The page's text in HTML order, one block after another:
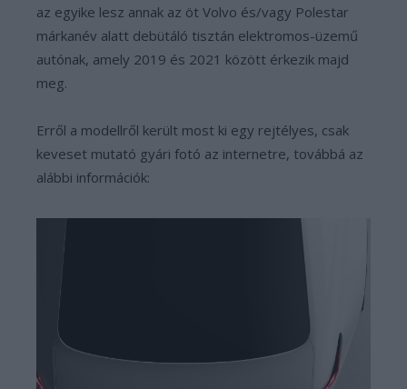
az egyike lesz annak az öt Volvo és/vagy Polestar
márkanév alatt debütáló tisztán elektromos-üzemű
autónak, amely 2019 és 2021 között érkezik majd
meg.
Erről a modellről került most ki egy rejtélyes, csak
keveset mutató gyári fotó az internetre, továbbá az
alábbi információk: